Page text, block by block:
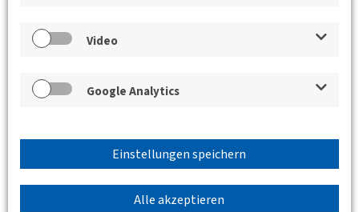
Video
Google Analytics
Einstellungen speichern
Alle akzeptieren